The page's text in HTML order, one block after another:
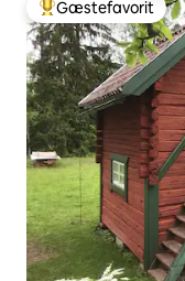
Bedste
Gæstefavorit